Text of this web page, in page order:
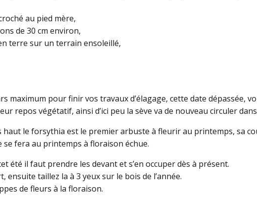
au pied mère,
de 30 cm environ,
terre sur un terrain ensoleillé,
maximum pour finir vos travaux d’élagage, cette date dépassée,
repos végétatif, ainsi d’ici peu la sève va de nouveau circuler dans
haut le forsythia est le premier arbuste à fleurir au printemps, sa
se fera au printemps à floraison échue.
été il faut prendre les devant et s’en occuper dès à présent.
ensuite taillez la à 3 yeux sur le bois de l’année.
de fleurs à la floraison.